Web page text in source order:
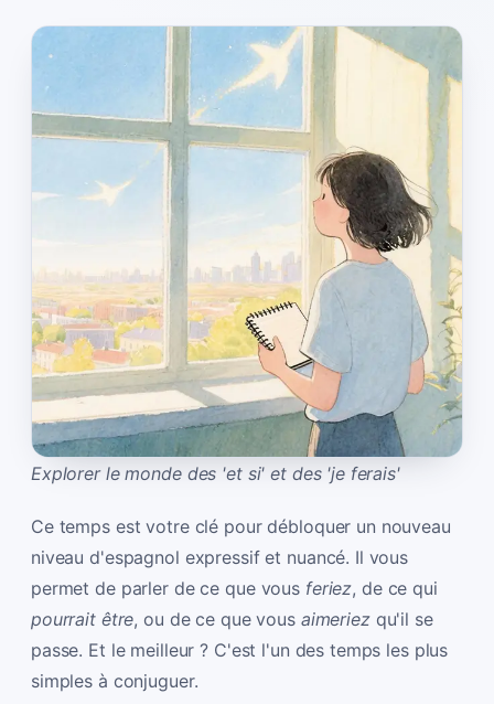
Explorer le monde des 'et si' et des 'je ferais'
Ce temps est votre clé pour débloquer un nouveau
niveau d'espagnol expressif et nuancé. Il vous
permet de parler de ce que vous feriez, de ce qui
pourrait être, ou de ce que vous aimeriezqu'il se
passe. Et le meilleur ? C'est l'un des temps les plus
simples à conjuguer.